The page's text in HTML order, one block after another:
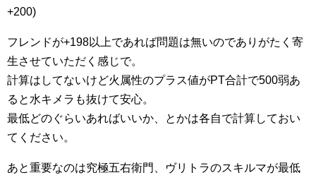
+200)
フレンドが+198以上であれば問題は無いのでありがたく寄
生させていただく感じで。
計算はしてないけど火属性のプラス値がPT合計で500弱あ
ると水キメラも抜けて安心。
最低どのぐらいあればいいか、とかは各自で計算しておい
てください。
あと重要なのは究極五右衛門、ヴリトラのスキルマが最低